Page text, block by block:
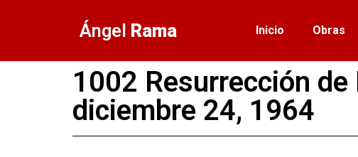
Ángel Rama Inicio Obras
1002 Resurrección
diciembre 24, 1964